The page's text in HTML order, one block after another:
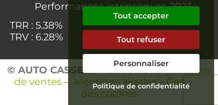
Performances intrinsèques 2023 :
TRR : 5.38%
TRV : 6.28%
© AUTO CASSE 25–Conditions générales
de ventes – Mentions légales–Gestion
des cookies
Tout accepter
Tout refuser
Personnaliser
Politique de confidentialité